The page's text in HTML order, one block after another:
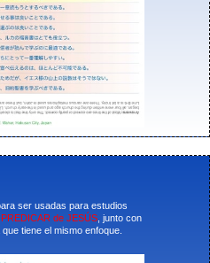
ser usadas para estudios
de JESÚS, junto con
tiene el mismo enfoque.